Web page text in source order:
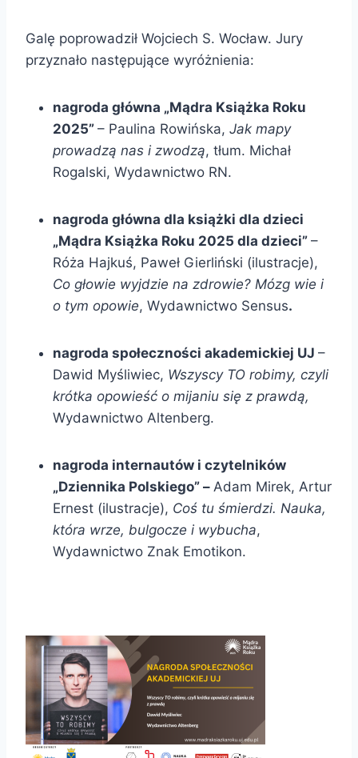
Galę poprowadził Wojciech S. Wocław. Jury
przyznało następujące wyróżnienia:
nagroda główna „Mądra Książka Roku
2025” – Paulina Rowińska, Jak mapy
prowadzą nas i zwodzą, tłum. Michał
Rogalski, Wydawnictwo RN.
nagroda główna dla książki dla dzieci
„Mądra Książka Roku 2025 dla dzieci” –
Róża Hajkuś, Paweł Gierliński (ilustracje),
Co głowie wyjdzie na zdrowie? Mózg wie i
o tym opowie, Wydawnictwo Sensus.
nagroda społeczności akademickiej UJ –
Dawid Myśliwiec, Wszyscy TO robimy, czyli
krótka opowieść o mijaniu się z prawdą,
Wydawnictwo Altenberg.
nagroda internautów i czytelników
„Dziennika Polskiego” – Adam Mirek, Artur
Ernest (ilustracje), Coś tu śmierdzi. Nauka,
która wrze, bulgocze i wybucha,
Wydawnictwo Znak Emotikon.